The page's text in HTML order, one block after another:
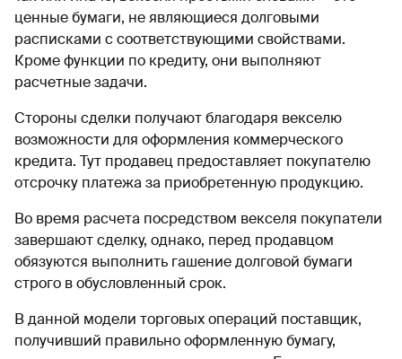
ценные бумаги, не являющиеся долговыми
расписками с соответствующими свойствами.
Кроме функции по кредиту, они выполняют
расчетные задачи.
Стороны сделки получают благодаря векселю
возможности для оформления коммерческого
кредита. Тут продавец предоставляет покупателю
отсрочку платежа за приобретенную продукцию.
Во время расчета посредством векселя покупатели
завершают сделку, однако, перед продавцом
обязуются выполнить гашение долговой бумаги
строго в обусловленный срок.
В данной модели торговых операций поставщик,
получивший правильно оформленную бумагу,